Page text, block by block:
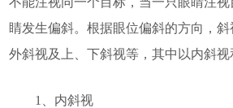
睛发生偏斜。根据眼位偏斜的方向，斜
外斜视及上、下斜视等，其中以内斜视
1、内斜视